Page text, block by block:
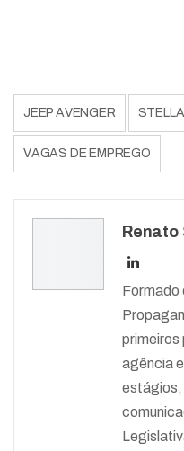
JEEP AVENGER
VAGAS DE EMPREGO
Renato
Formado
primeiros
agência
estágios,